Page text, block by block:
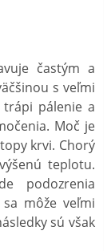
častým a
s veľmi
trápi pálenie a
Moč je
krvi. Chorý
teplotu.
podozrenia
sa môže veľmi
sú však